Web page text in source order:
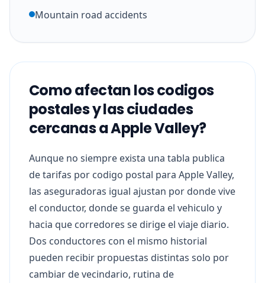
Mountain road accidents
Como afectan los codigos
postales y las ciudades
cercanas a Apple Valley?
Aunque no siempre exista una tabla publica
de tarifas por codigo postal para Apple Valley,
las aseguradoras igual ajustan por donde vive
el conductor, donde se guarda el vehiculo y
hacia que corredores se dirige el viaje diario.
Dos conductores con el mismo historial
pueden recibir propuestas distintas solo por
cambiar de vecindario, rutina de